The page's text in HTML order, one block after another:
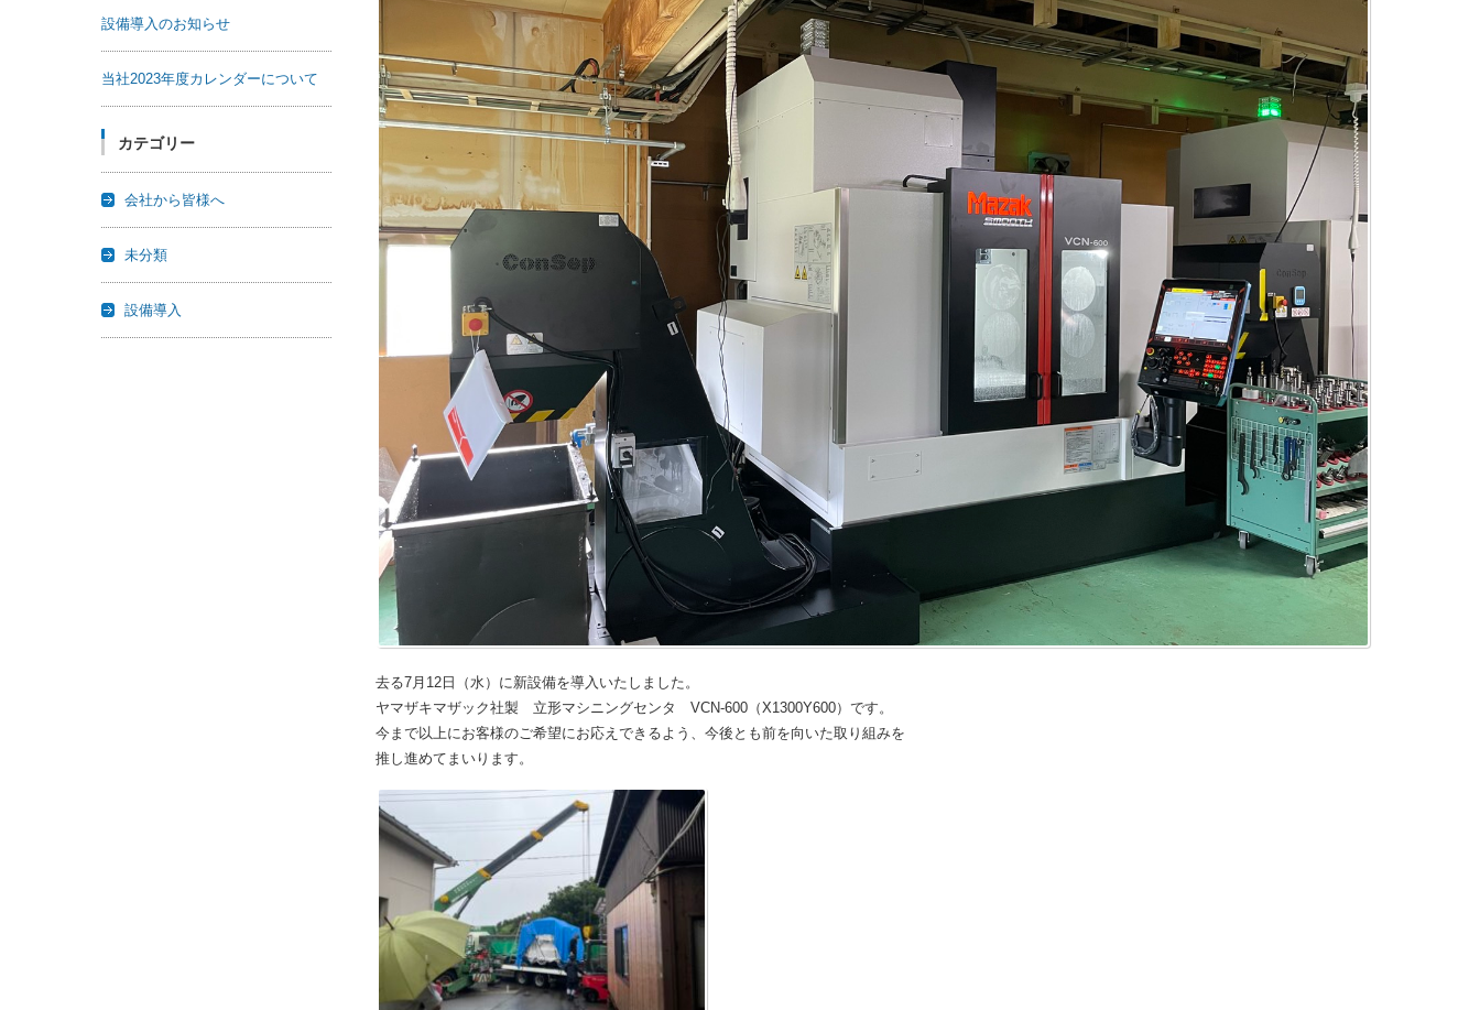
去る7月12日（水）に新設備を導入いたしました。
ヤマザキマザック社製 立形マシニングセンタ VCN-600（X1300Y600）です。
今まで以上にお客様のご希望にお応えできるよう、今後とも前を向いた取り組みを
推し進めてまいります。
設備導入のお知らせ
当社2023年度カレンダーについて
カテゴリー
会社から皆様へ
未分類
設備導入